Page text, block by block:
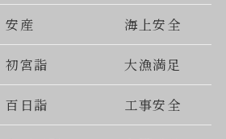
安産 海上安全
初宮詣 大漁満足
百日詣 工事安全